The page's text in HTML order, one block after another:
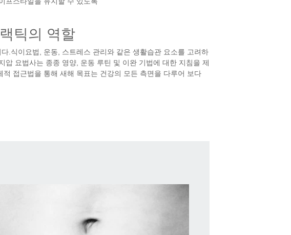
틱의 역할
.식이요법, 운동, 스트레스 관리와 같은 생활습관 요소를 고려하
압 요법사는 종종 영양, 운동 루틴 및 이완 기법에 대한 지침을 제
접근법을 통해 새해 목표는 건강의 모든 측면을 다루어 보다